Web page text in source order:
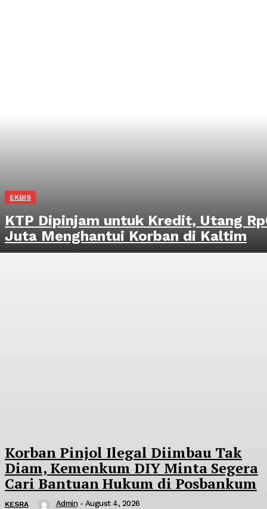
EKBIS
KTP Dipinjam untuk Kredit, Utang
Juta Menghantui Korban di Kaltim
Korban Pinjol Ilegal Diimbau Tak
Diam, Kemenkum DIY Minta Segera
Cari Bantuan Hukum di Posbankum
KESRA Admin - August 4, 2026